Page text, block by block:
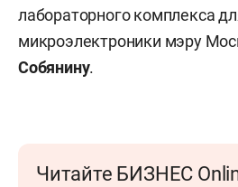
лабораторного комплекса
микроэлектроники мэру
Собянину.
Читайте БИЗНЕС